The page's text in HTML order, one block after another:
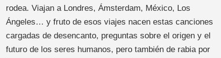
rodea. Viajan a Londres, Ámsterdam, México, Los
Ángeles… y fruto de esos viajes nacen estas canciones
cargadas de desencanto, preguntas sobre el origen y el
futuro de los seres humanos, pero también de rabia por